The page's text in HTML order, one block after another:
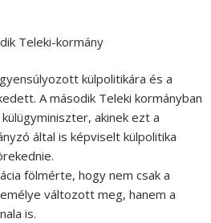
Teleki-kormány
külpolitikára és a
A második Teleki kormányban
akinek ezt a
által is képviselt külpolitika
fölmérte, hogy nem csak a
változott meg, hanem a
is.